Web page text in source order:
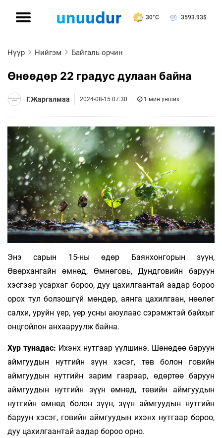
30°C 3593.93$
Нүүр Нийгэм Байгаль орчин
Өнөөдөр 22 градус дулаан байна
Г.Жаргалмаа 2024-08-15 07:30 1 мин унших
Энэ сарын 15-ны өдөр Баянхонгорын зүүн,
Өвөрхангайн өмнөд, Өмнөговь, Дундговийн баруун
хэсгээр усархаг бороо, дуу цахилгаантай аадар бороо
орох тул болзошгүй мөндөр, аянга цахилгаан, нөөлөг
салхи, уруйн үер, үер усны аюулаас сэрэмжтэй байхыг
онцгойлон анхааруулж байна.
Хур тунадас: Ихэнх нутгаар үүлшинэ. Шөнөдөө баруун
аймгуудын нутгийн зүүн хэсэг, төв болон говийн
аймгуудын нутгийн зарим газраар, өдөртөө баруун
аймгуудын нутгийн зүүн өмнөд, төвийн аймгуудын
нутгийн өмнөд болон зүүн, зүүн аймгуудын нутгийн
баруун хэсэг, говийн аймгуудын ихэнх нутгаар бороо,
дуу цахилгаантай аадар бороо орно.